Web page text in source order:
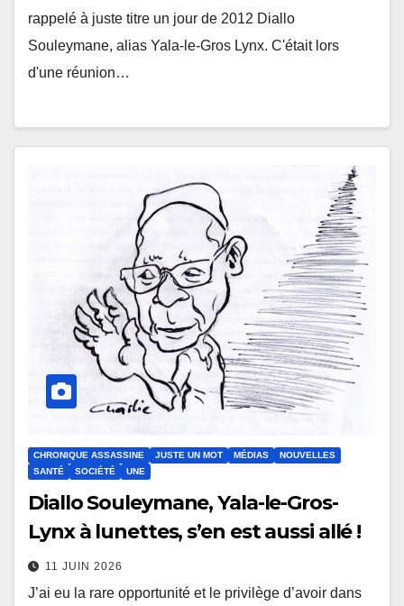
rappelé à juste titre un jour de 2012 Diallo
Souleymane, alias Yala-le-Gros Lynx. C'était lors
d'une réunion…
CHRONIQUE ASSASSINE JUSTE UN MOT MÉDIAS
NOUVELLES
SANTÉ
SOCIÉTÉ UNE
Diallo Souleymane, Yala-le-Gros-
Lynx à lunettes, s’en est aussi allé !
11 JUIN 2026
J’ai eu la rare opportunité et le privilège d’avoir dans